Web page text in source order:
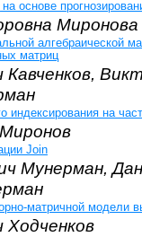
основе
Миронова
алгебраической
матриц
Кавченков,
индексирования на
Join
Мунерман,
матричной модели